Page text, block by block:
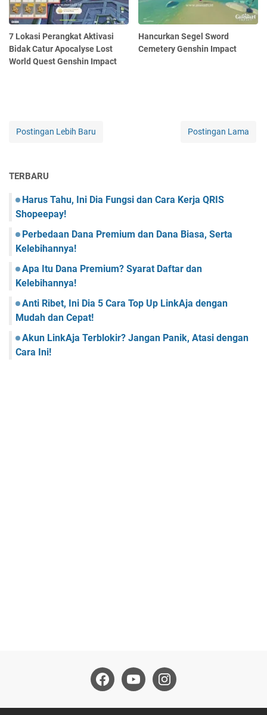
7 Lokasi Perangkat Aktivasi
Bidak Catur Apocalyse Lost
World Quest Genshin Impact
Hancurkan Segel Sword
Cemetery Genshin Impact
Postingan Lebih Baru Postingan Lama
TERBARU
Harus Tahu, Ini Dia Fungsi dan Cara Kerja QRIS
Shopeepay!
Perbedaan Dana Premium dan Dana Biasa, Serta
Kelebihannya!
Apa Itu Dana Premium? Syarat Daftar dan
Kelebihannya!
Anti Ribet, Ini Dia 5 Cara Top Up LinkAja dengan
Mudah dan Cepat!
Akun LinkAja Terblokir? Jangan Panik, Atasi dengan
Cara Ini!